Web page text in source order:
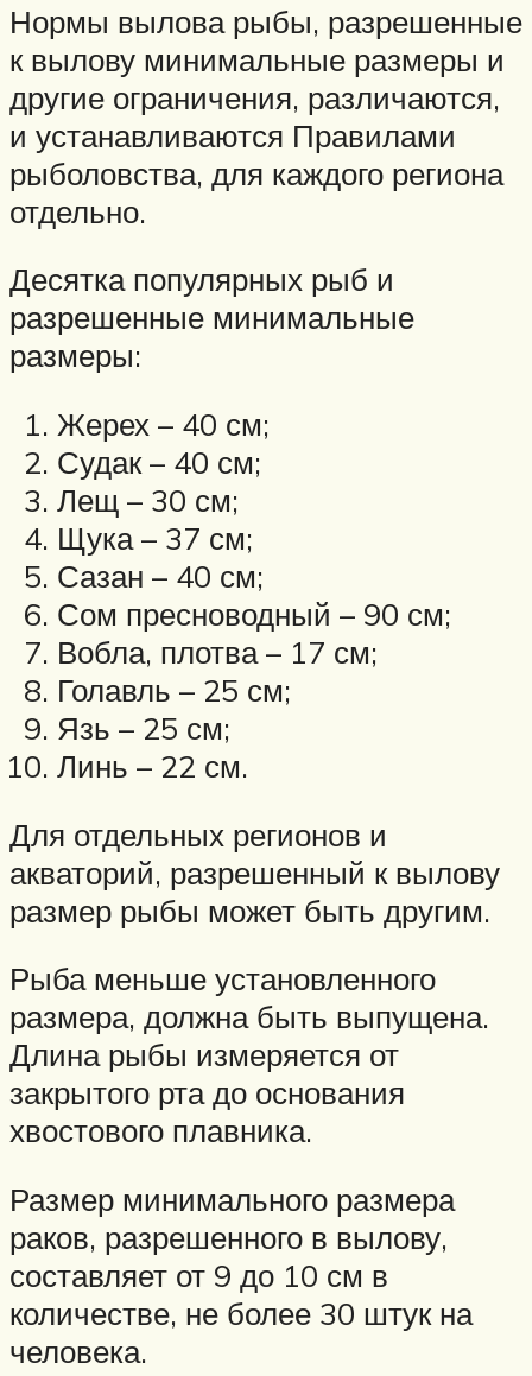
Нормы вылова рыбы, разрешенные
к вылову минимальные размеры и
другие ограничения, различаются,
и устанавливаются Правилами
рыболовства, для каждого региона
отдельно.
Десятка популярных рыб и
разрешенные минимальные
размеры:
Жерех – 40 см;
Судак – 40 см;
Лещ – 30 см;
Щука – 37 см;
Сазан – 40 см;
Сом пресноводный – 90 см;
Вобла, плотва – 17 см;
Голавль – 25 см;
Язь – 25 см;
Линь – 22 см.
Для отдельных регионов и
акваторий, разрешенный к вылову
размер рыбы может быть другим.
Рыба меньше установленного
размера, должна быть выпущена.
Длина рыбы измеряется от
закрытого рта до основания
хвостового плавника.
Размер минимального размера
раков, разрешенного в вылову,
составляет от 9 до 10 см в
количестве, не более 30 штук на
человека.